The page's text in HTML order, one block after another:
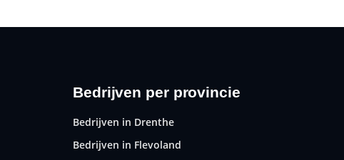
Bedrijven per provincie
Bedrijven in Drenthe
Bedrijven in Flevoland